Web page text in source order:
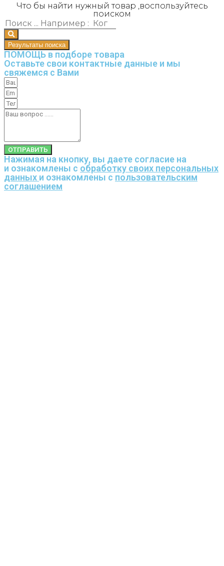
Что бы найти нужный товар ,воспользуйтесь
поиском
Результаты поиска
ПОМОЩЬ в подборе товара
Оставьте свои контактные данные и мы
свяжемся с Вами
ОТПРАВИТЬ
Нажимая на кнопку, вы даете согласие на
и ознакомлены с обработку своих персональных
данных и ознакомлены с пользовательским
соглашением